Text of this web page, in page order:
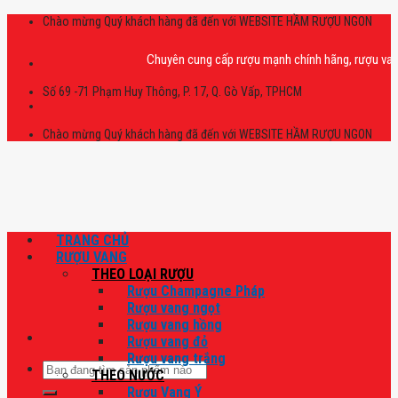
Skip
Chào mừng Quý khách hàng đã đến với WEBSITE HẦM RƯỢU NGON
Chuyên cung cấp rượu mạnh chính hãng, rượu vang
Số 69 -71 Phạm Huy Thông, P. 17, Q. Gò Vấp, TPHCM
Chào mừng Quý khách hàng đã đến với WEBSITE HẦM RƯỢU NGON
Tìm
kiếm:
TRANG CHỦ
RƯỢU VANG
THEO LOẠI RƯỢU
Rượu Champagne Pháp
Rượu vang ngọt
Rượu vang hồng
Rượu vang đỏ
Rượu vang trắng
THEO NƯỚC
Rượu Vang Ý